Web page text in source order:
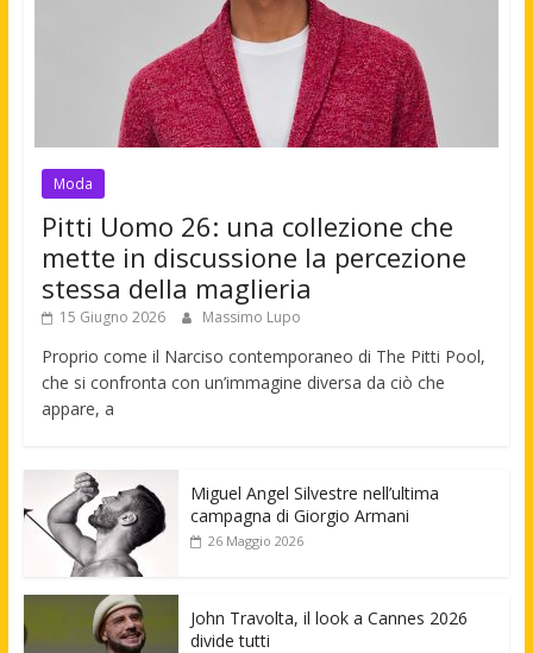
Moda
Pitti Uomo 26: una collezione che
mette in discussione la percezione
stessa della maglieria
15 Giugno 2026 Massimo Lupo
Proprio come il Narciso contemporaneo di The Pitti Pool,
che si confronta con un’immagine diversa da ciò che
appare, a
Miguel Angel Silvestre nell’ultima
campagna di Giorgio Armani
26 Maggio 2026
John Travolta, il look a Cannes 2026
divide tutti